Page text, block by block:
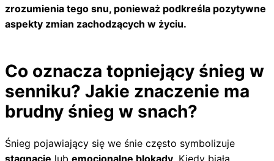
zrozumienia tego snu, ponieważ podkreśla pozytywne
aspekty zmian zachodzących w życiu.
Co oznacza topniejący śnieg w
senniku? Jakie znaczenie ma
brudny śnieg w snach?
Śnieg pojawiający się we śnie często symbolizuje
stagnację lub emocjonalne blokady. Kiedy biała